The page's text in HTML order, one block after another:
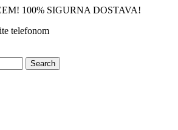
100% SIGURNA DOSTAVA!
telefonom
Search